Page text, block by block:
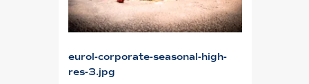
eurol-corporate-seasonal-high-
res-3.jpg